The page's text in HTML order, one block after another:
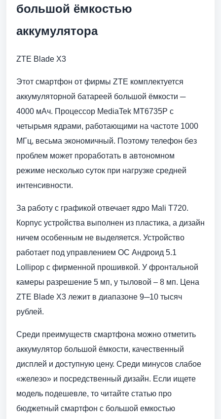
большой ёмкостью
аккумулятора
ZTE Blade X3
Этот смартфон от фирмы ZTE комплектуется
аккумуляторной батареей большой ёмкости ─
4000 мАч. Процессор MediaTek MT6735P с
четырьмя ядрами, работающими на частоте 1000
МГц, весьма экономичный. Поэтому телефон без
проблем может проработать в автономном
режиме несколько суток при нагрузке средней
интенсивности.
За работу с графикой отвечает ядро Mali T720.
Корпус устройства выполнен из пластика, а дизайн
ничем особенным не выделяется. Устройство
работает под управлением ОС Андроид 5.1
Lollipop с фирменной прошивкой. У фронтальной
камеры разрешение 5 мп, у тыловой – 8 мп. Цена
ZTE Blade X3 лежит в диапазоне 9─10 тысяч
рублей.
Среди преимуществ смартфона можно отметить
аккумулятор большой ёмкости, качественный
дисплей и доступную цену. Среди минусов слабое
«железо» и посредственный дизайн. Если ищете
модель подешевле, то читайте статью про
бюджетный смартфон с большой емкостью